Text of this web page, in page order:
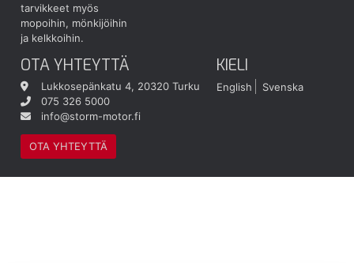
tarvikkeet myös
mopoihin, mönkijöihin
ja kelkkoihin.
OTA YHTEYTTÄ
Lukkosepänkatu 4, 20320 Turku
075 326 5000
info@storm-motor.fi
OTA YHTEYTTÄ
KIELI
English Svenska